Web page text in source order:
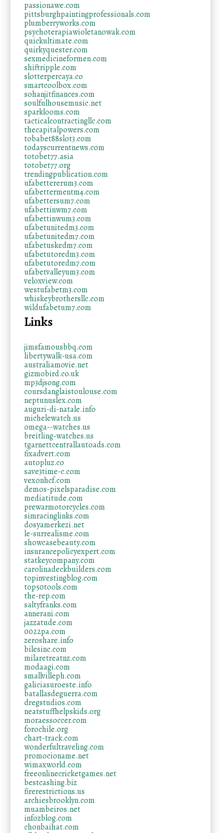
passionawe.com
pittsburghpaintingprofessionals.com
plumberryworks.com
psychoterapiawioletanowak.com
quickultimate.com
quirkyquester.com
sexmedicineformen.com
shiftripple.com
slotterpercaya.co
smartcoolbox.com
sohanjitfinances.com
soulfulhousemusic.net
sparklooms.com
tacticalcontractingllc.com
thecapitalpowers.com
tobabet88slot3.com
todayscurrentnews.com
totobet77.asia
totobet77.org
trendingpublication.com
ufabettererum3.com
ufabettermentm4.com
ufabettersum7.com
ufabettinwm7.com
ufabettinwum3.com
ufabetunitedm3.com
ufabetunitedm7.com
ufabetuskedm7.com
ufabetutoredm3.com
ufabetutoredm7.com
ufabetvalleyum3.com
veloxview.com
westufabetm3.com
whiskeybrothersllc.com
wildufabetum7.com
Links
jimsfamousbbq.com
libertywalk-usa.com
australiamovie.net
gizmobird.co.uk
mp3djsong.com
coursdanglaistoulouse.com
neptunuslex.com
auguri-di-natale.info
michelewatch.us
omega--watches.us
breitling-watches.us
tgarnettcentrallautoads.com
fixadvert.com
autopluz.co
save3time-c.com
vexonhcf.com
demos-pixelsparadise.com
mediatitude.com
prewarmotorcycles.com
simracinglinks.com
dosyamerkezi.net
le-surrealisme.com
showcasebeauty.com
insurancepolicyexpert.com
statkeycompany.com
carolinadeckbuilders.com
topinvestingblog.com
top50tools.com
the-rep.com
saltyfranks.com
annerani.com
jazzatude.com
0022pa.com
zeroshare.info
bilesinc.com
milaretreatnz.com
modaagi.com
smallvilleph.com
galiciasuroeste.info
batallasdeguerra.com
dregstudios.com
neatstuffhelpskids.org
moraessoccer.com
forochile.org
chart-track.com
wonderfultraveling.com
promocioname.net
wimaxworld.com
freeonlinecricketgames.net
bestcashing.biz
firerestrictions.us
archiesbrooklyn.com
muambeiros.net
infozblog.com
chonbaihat.com